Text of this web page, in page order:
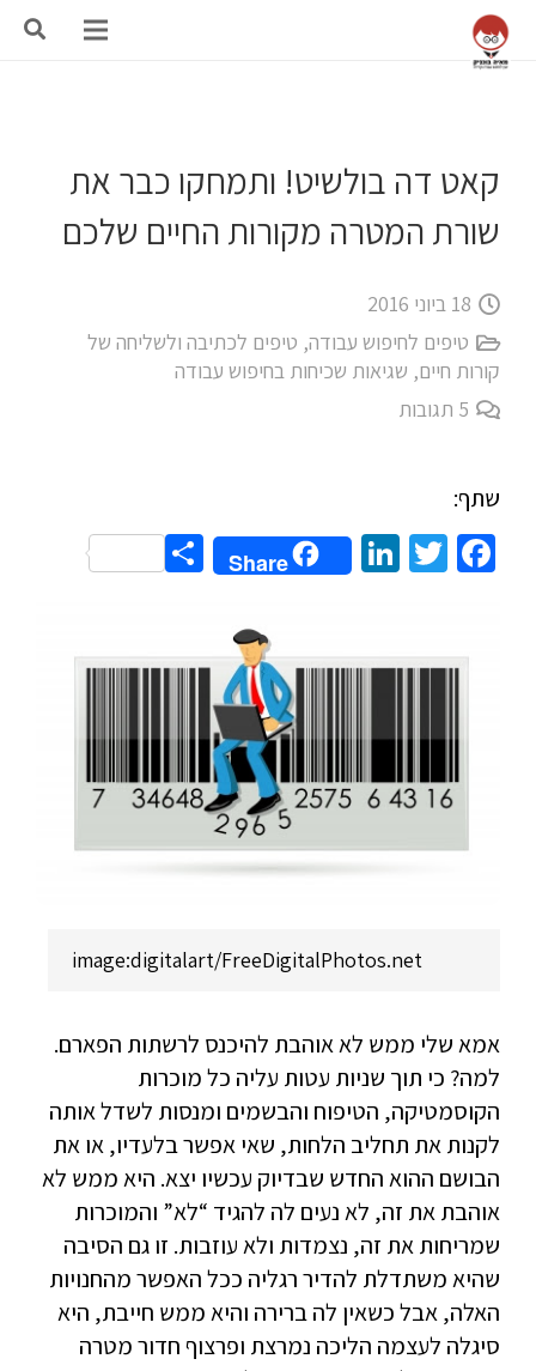
קאט דה בולשיט! ותמחקו כבר את
שורת המטרה מקורות החיים שלכם
18 ביוני 2016
טיפים לחיפוש עבודה, טיפים לכתיבה ולשליחה של
קורות חיים, שגיאות שכיחות בחיפוש עבודה
5 תגובות
שתף:
Facebook
Twitter
LinkedIn
Share
Share
image:digitalart/FreeDigitalPhotos.net
אמא שלי ממש לא אוהבת להיכנס לרשתות הפארם.
למה? כי תוך שניות עטות עליה כל מוכרות
הקוסמטיקה, הטיפוח והבשמים ומנסות לשדל אותה
לקנות את תחליב הלחות, שאי אפשר בלעדיו, או את
הבושם ההוא החדש שבדיוק עכשיו יצא. היא ממש לא
אוהבת את זה, לא נעים לה להגיד “לא” והמוכרות
שמריחות את זה, נצמדות ולא עוזבות. זו גם הסיבה
שהיא משתדלת להדיר רגליה ככל האפשר מהחנויות
האלה, אבל כשאין לה ברירה והיא ממש חייבת, היא
סיגלה לעצמה הליכה נמרצת ופרצוף חדור מטרה